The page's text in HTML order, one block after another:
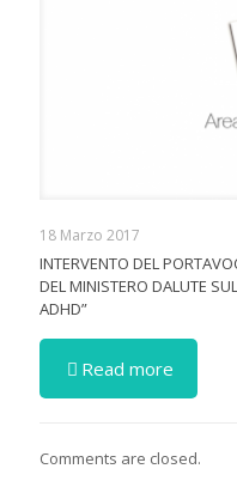
18 Marzo 2017
INTERVENTO DEL
DEL MINISTERO DALUTE
ADHD”
Read more
Comments are closed.